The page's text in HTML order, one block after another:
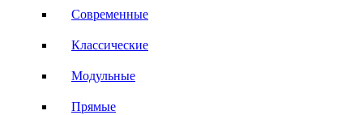
Современные
Классические
Модульные
Прямые